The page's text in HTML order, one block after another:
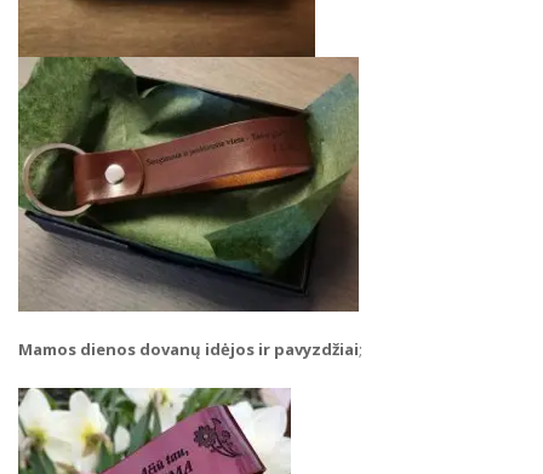
Mamos dienos dovanų idėjos ir pavyzdžiai;